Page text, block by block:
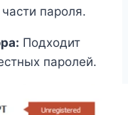
пароля.
Подходит
паролей.